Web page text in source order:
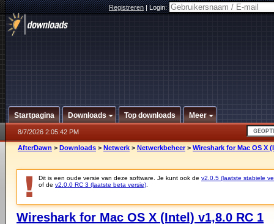
Registreren|Login:
Startpagina Downloads Top downloads Meer
8/7/2026 2:05:42 PM
AfterDawn > Downloads > Netwerk > Netwerkbeheer > Wireshark for Mac OS X
Dit is een oude versie van deze software. Je kunt ook de v2.0.5 (laatste stabiele
of de v2.0.0 RC 3 (laatste beta versie)
Wireshark for Mac OS X (Intel) v1,8.0 RC 1